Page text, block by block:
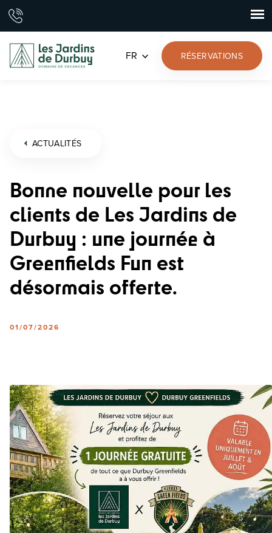
FR RÉSERVATIONS
ACTUALITÉS
Bonne nouvelle pour les
clients de Les Jardins de
Durbuy : une journée à
Greenfields Fun est
désormais offerte.
01/07/2026